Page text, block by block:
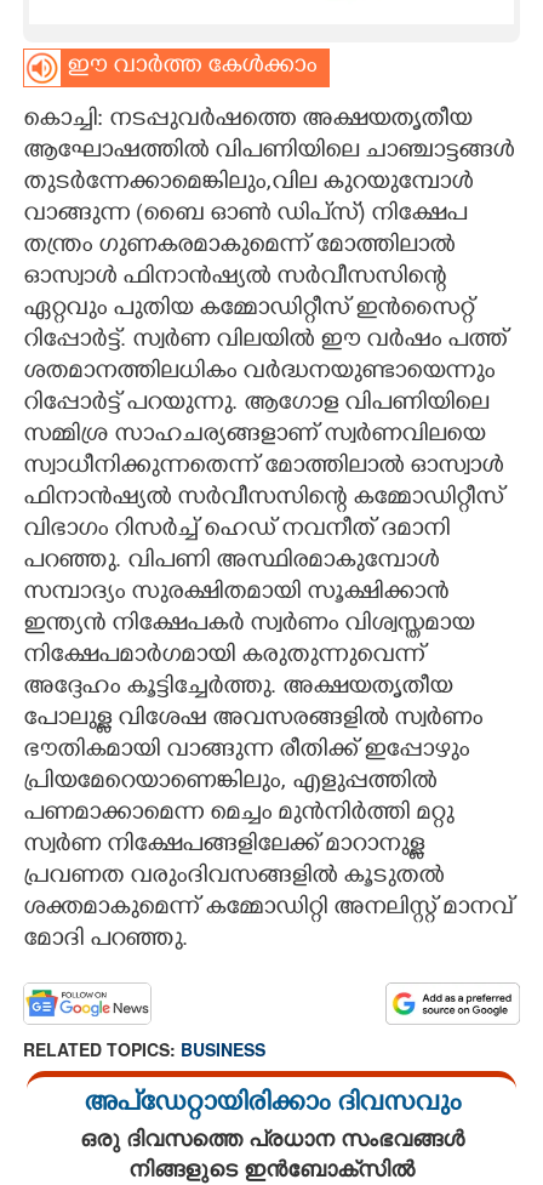
CARTOONS
LITERATURE
ZOOM
CONTACT US
ഈ വാർത്ത കേൾക്കാം
കൊച്ചി: നടപ്പുവർഷത്തെ അക്ഷയതൃതീയ
ആഘോഷത്തിൽ വിപണിയിലെ ചാഞ്ചാട്ടങ്ങൾ
തുടർന്നേക്കാമെങ്കിലും,വില കുറയുമ്പോൾ
വാങ്ങുന്ന (ബൈ ഓൺ ഡിപ്‌സ്) നിക്ഷേപ
തന്ത്രം ഗുണകരമാകുമെന്ന് മോത്തിലാൽ
ഓസ്വാൾ ഫിനാൻഷ്യൽ സർവീസസിന്റെ
ഏറ്റവും പുതിയ കമ്മോഡിറ്റീസ് ഇൻസൈറ്റ്
റിപ്പോർട്ട്. സ്വർണ വിലയിൽ ഈ വർഷം പത്ത്
ശതമാനത്തിലധികം വർദ്ധനയുണ്ടായെന്നും
റിപ്പോർട്ട് പറയുന്നു. ആഗോള വിപണിയിലെ
സമ്മിശ്ര സാഹചര്യങ്ങളാണ് സ്വർണവിലയെ
സ്വാധീനിക്കുന്നതെന്ന് മോത്തിലാൽ ഓസ്വാൾ
ഫിനാൻഷ്യൽ സർവീസസിന്റെ കമ്മോഡിറ്റീസ്
വിഭാഗം റിസർച്ച് ഹെഡ് നവനീത് ദമാനി
പറഞ്ഞു. വിപണി അസ്ഥിരമാകുമ്പോൾ
സമ്പാദ്യം സുരക്ഷിതമായി സൂക്ഷിക്കാൻ
ഇന്ത്യൻ നിക്ഷേപകർ സ്വർണം വിശ്വസ്തമായ
നിക്ഷേപമാർഗമായി കരുതുന്നുവെന്ന്
അദ്ദേഹം കൂട്ടിച്ചേർത്തു. അക്ഷയതൃതീയ
പോലുള്ള വിശേഷ അവസരങ്ങളിൽ സ്വർണം
ഭൗതികമായി വാങ്ങുന്ന രീതിക്ക് ഇപ്പോഴും
പ്രിയമേറെയാണെങ്കിലും, എളുപ്പത്തിൽ
പണമാക്കാമെന്ന മെച്ചം മുൻനിർത്തി മറ്റു
സ്വർണ നിക്ഷേപങ്ങളിലേക്ക് മാറാനുള്ള
പ്രവണത വരുംദിവസങ്ങളിൽ കൂടുതൽ
ശക്തമാകുമെന്ന് കമ്മോഡിറ്റി അനലിസ്റ്റ് മാനവ്
മോദി പറഞ്ഞു.
RELATED TOPICS: BUSINESS
അപ്ഡേറ്റായിരിക്കാം ദിവസവും
ഒരു ദിവസത്തെ പ്രധാന സംഭവങ്ങൾ
നിങ്ങളുടെ ഇൻബോക്സിൽ